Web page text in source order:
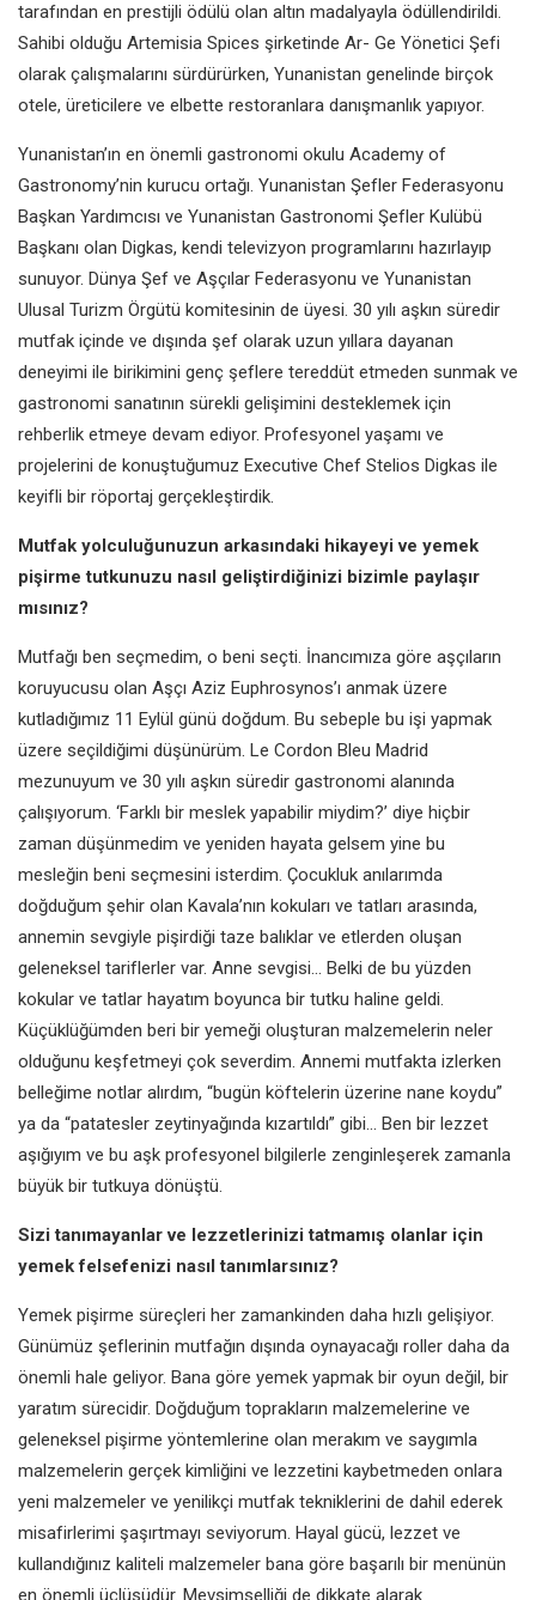
tarafından en prestijli ödülü olan altın madalyayla ödüllendirildi.
Sahibi olduğu Artemisia Spices şirketinde Ar- Ge Yönetici Şefi
olarak çalışmalarını sürdürürken, Yunanistan genelinde birçok
otele, üreticilere ve elbette restoranlara danışmanlık yapıyor.
Yunanistan’ın en önemli gastronomi okulu Academy of
Gastronomy’nin kurucu ortağı. Yunanistan Şefler Federasyonu
Başkan Yardımcısı ve Yunanistan Gastronomi Şefler Kulübü
Başkanı olan Digkas, kendi televizyon programlarını hazırlayıp
sunuyor. Dünya Şef ve Aşçılar Federasyonu ve Yunanistan
Ulusal Turizm Örgütü komitesinin de üyesi. 30 yılı aşkın süredir
mutfak içinde ve dışında şef olarak uzun yıllara dayanan
deneyimi ile birikimini genç şeflere tereddüt etmeden sunmak ve
gastronomi sanatının sürekli gelişimini desteklemek için
rehberlik etmeye devam ediyor. Profesyonel yaşamı ve
projelerini de konuştuğumuz Executive Chef Stelios Digkas ile
keyifli bir röportaj gerçekleştirdik.
Mutfak yolculuğunuzun arkasındaki hikayeyi ve yemek
pişirme tutkunuzu nasıl geliştirdiğinizi bizimle paylaşır
mısınız?
Mutfağı ben seçmedim, o beni seçti. İnancımıza göre aşçıların
koruyucusu olan Aşçı Aziz Euphrosynos’ı anmak üzere
kutladığımız 11 Eylül günü doğdum. Bu sebeple bu işi yapmak
üzere seçildiğimi düşünürüm. Le Cordon Bleu Madrid
mezunuyum ve 30 yılı aşkın süredir gastronomi alanında
çalışıyorum. ‘Farklı bir meslek yapabilir miydim?’ diye hiçbir
zaman düşünmedim ve yeniden hayata gelsem yine bu
mesleğin beni seçmesini isterdim. Çocukluk anılarımda
doğduğum şehir olan Kavala’nın kokuları ve tatları arasında,
annemin sevgiyle pişirdiği taze balıklar ve etlerden oluşan
geleneksel tariflerler var. Anne sevgisi... Belki de bu yüzden
kokular ve tatlar hayatım boyunca bir tutku haline geldi.
Küçüklüğümden beri bir yemeği oluşturan malzemelerin neler
olduğunu keşfetmeyi çok severdim. Annemi mutfakta izlerken
belleğime notlar alırdım, “bugün köftelerin üzerine nane koydu”
ya da “patatesler zeytinyağında kızartıldı” gibi... Ben bir lezzet
aşığıyım ve bu aşk profesyonel bilgilerle zenginleşerek zamanla
büyük bir tutkuya dönüştü.
Sizi tanımayanlar ve lezzetlerinizitatmamış olanlar için
yemek felsefenizi nasıl tanımlarsınız?
Yemek pişirme süreçleri her zamankinden daha hızlı gelişiyor.
Günümüz şeflerinin mutfağın dışında oynayacağı roller daha da
önemli hale geliyor. Bana göre yemek yapmak bir oyun değil, bir
yaratım sürecidir. Doğduğum toprakların malzemelerine ve
geleneksel pişirme yöntemlerine olan merakım ve saygımla
malzemelerin gerçek kimliğini ve lezzetini kaybetmeden onlara
yeni malzemeler ve yenilikçi mutfak tekniklerini de dahil ederek
misafirlerimi şaşırtmayı seviyorum. Hayal gücü, lezzet ve
kullandığınız kaliteli malzemeler bana göre başarılı bir menünün
en önemli üçlüsüdür. Mevsimselliği de dikkate alarak